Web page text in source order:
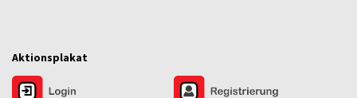
Aktionsplakat